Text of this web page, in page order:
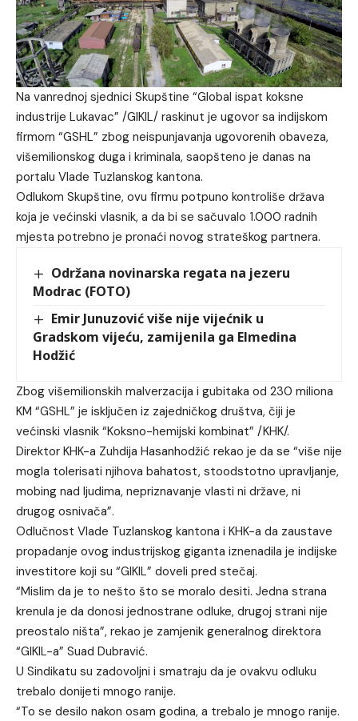
Na vanrednoj sjednici Skupštine “Global ispat koksne
industrije Lukavac” /GIKIL/ raskinut je ugovor sa indijskom
firmom “GSHL” zbog neispunjavanja ugovorenih obaveza,
višemilionskog duga i kriminala, saopšteno je danas na
portalu Vlade Tuzlanskog kantona.
Odlukom Skupštine, ovu firmu potpuno kontroliše država
koja je većinski vlasnik, a da bi se sačuvalo 1.000 radnih
mjesta potrebno je pronaći novog strateškog partnera.
Održana novinarska regata na jezeru
Modrac (FOTO)
Emir Junuzović više nije vijećnik u
Gradskom vijeću, zamijenila ga Elmedina
Hodžić
Zbog višemilionskih malverzacija i gubitaka od 230 miliona
KM “GSHL” je isključen iz zajedničkog društva, čiji je
većinski vlasnik “Koksno-hemijski kombinat” /KHK/.
Direktor KHK-a Zuhdija Hasanhodžić rekao je da se “više nije
mogla tolerisati njihova bahatost, stoodstotno upravljanje,
mobing nad ljudima, nepriznavanje vlasti ni države, ni
drugog osnivača”.
Odlučnost Vlade Tuzlanskog kantona i KHK-a da zaustave
propadanje ovog industrijskog giganta iznenadila je indijske
investitore koji su “GIKIL” doveli pred stečaj.
“Mislim da je to nešto što se moralo desiti. Jedna strana
krenula je da donosi jednostrane odluke, drugoj strani nije
preostalo ništa”, rekao je zamjenik generalnog direktora
“GIKIL-a” Suad Dubravić.
U Sindikatu su zadovoljni i smatraju da je ovakvu odluku
trebalo donijeti mnogo ranije.
“To se desilo nakon osam godina, a trebalo je mnogo ranije.